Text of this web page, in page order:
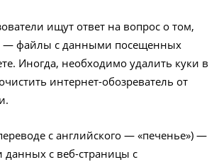
ищут ответ на вопрос о том,
— файлы с данными посещенных
Иногда, необходимо удалить куки в
интернет-обозреватель от
с английского — «печенье») —
данных с веб-страницы с